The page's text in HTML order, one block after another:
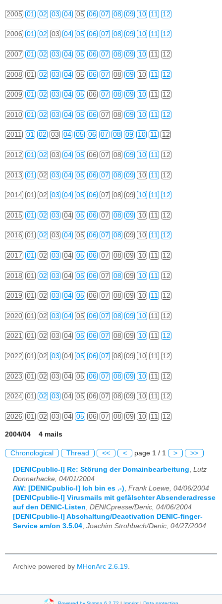
2005 01 02 03 04 05 06 07 08 09 10 11 12
2006 01 02 03 04 05 06 07 08 09 10 11 12
2007 01 02 03 04 05 06 07 08 09 10 11 12
2008 01 02 03 04 05 06 07 08 09 10 11 12
2009 01 02 03 04 05 06 07 08 09 10 11 12
2010 01 02 03 04 05 06 07 08 09 10 11 12
2011 01 02 03 04 05 06 07 08 09 10 11 12
2012 01 02 03 04 05 06 07 08 09 10 11 12
2013 01 02 03 04 05 06 07 08 09 10 11 12
2014 01 02 03 04 05 06 07 08 09 10 11 12
2015 01 02 03 04 05 06 07 08 09 10 11 12
2016 01 02 03 04 05 06 07 08 09 10 11 12
2017 01 02 03 04 05 06 07 08 09 10 11 12
2018 01 02 03 04 05 06 07 08 09 10 11 12
2019 01 02 03 04 05 06 07 08 09 10 11 12
2020 01 02 03 04 05 06 07 08 09 10 11 12
2021 01 02 03 04 05 06 07 08 09 10 11 12
2022 01 02 03 04 05 06 07 08 09 10 11 12
2023 01 02 03 04 05 06 07 08 09 10 11 12
2024 01 02 03 04 05 06 07 08 09 10 11 12
2026 01 02 03 04 05 06 07 08 09 10 11 12
2004/04 4 mails
Chronological Thread << < page 1 / 1 > >>
[DENICpublic-l] Re: Störung der Domainbearbeitung Lutz
Donnerhacke, 04/01/2004
AW: [DENICpublic-l] Ich bin es .-) Frank Loewe, 04/06/2004
[DENICpublic-l] Virusmails mit gefälschter Absenderadresse
auf den DENIC-Listen DENICpresse/Denic, 04/06/2004
[DENICpublic-l] Abschaltung/Deactivation DENIC-finger-
Service am/on 3.5.04 Joachim Strohbach/Denic, 04/27/2004
Archive powered by MHonArc 2.6.19